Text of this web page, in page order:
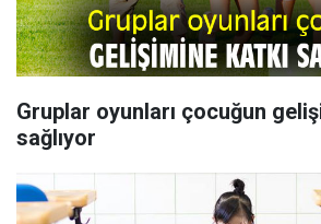
Gruplar oyunları çocuğun
sağlıyor